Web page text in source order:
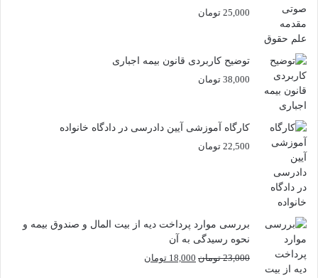
25,000 تومان
توضیح کاربردی قانون بیمه اجباری
38,000 تومان
کارگاه آموزشی آیین دادرسی در دادگاه خانواده
22,500 تومان
بررسی موارد پرداخت دیه از بیت المال و صندوق بیمه و
نحوه رسیدگی به آن
23,000 تومان قیمت
18,000 تومان